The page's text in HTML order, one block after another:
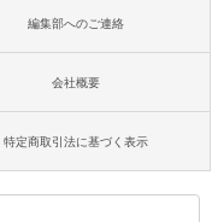
編集部へのご連絡
会社概要
特定商取引法に基づく表示